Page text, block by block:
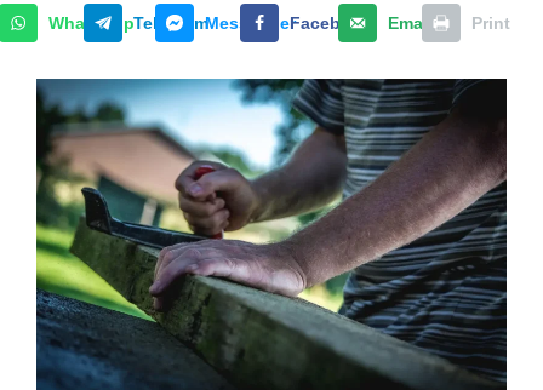
WhatsAppTelegramMessengerFacebook Email Print